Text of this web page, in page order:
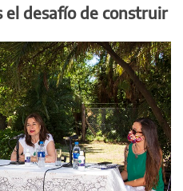
el desafío de construir